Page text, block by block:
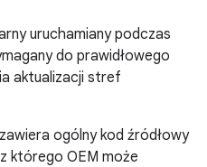
uruchamiany podczas
do prawidłowego
aktualizacji stref
ogólny kod źródłowy
którego OEM może